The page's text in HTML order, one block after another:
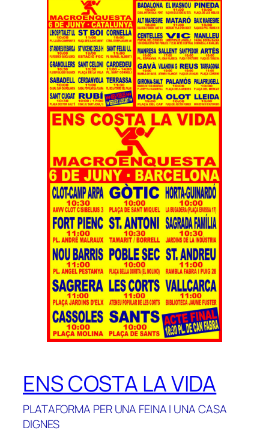
ENS COSTA LA VIDA
PLATAFORMA PER UNA FEINA I UNA CASA
DIGNES